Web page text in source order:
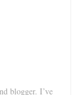
blogger. I’ve